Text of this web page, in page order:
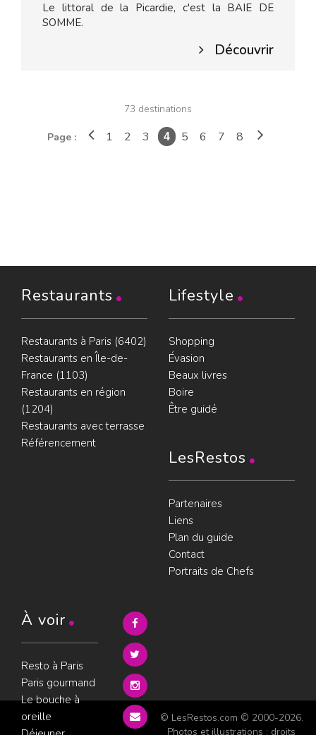
Le littoral de la Picardie, c'est la BAIE DE
SOMME.
Découvrir
73 destinations
Page : 1 2 3 4 5 6 7 8
Restaurants
Restaurants à Paris (6402)
Restaurants en Île-de-
France (1103)
Restaurants en région
(1204)
Restaurants avec terrasse
Référencement
Lifestyle
Shopping
Évasion
Beaux livres
Boire
Être guidé
LesRestos
Partenaires
Liens
Plan du guide
Contact
Portraits de Chefs
À voir
Resto à Paris
Paris gourmand
Le bouche à
oreille
© LesRestos.com © 2000-2026.
Photos et illustrations : droits